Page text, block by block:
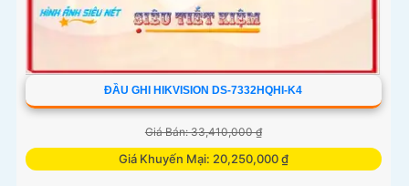
ĐẦU GHI HIKVISION DS-7332HQHI-K4
Giá Bán: 33,410,000 ₫
Giá Khuyến Mại: 20,250,000 ₫